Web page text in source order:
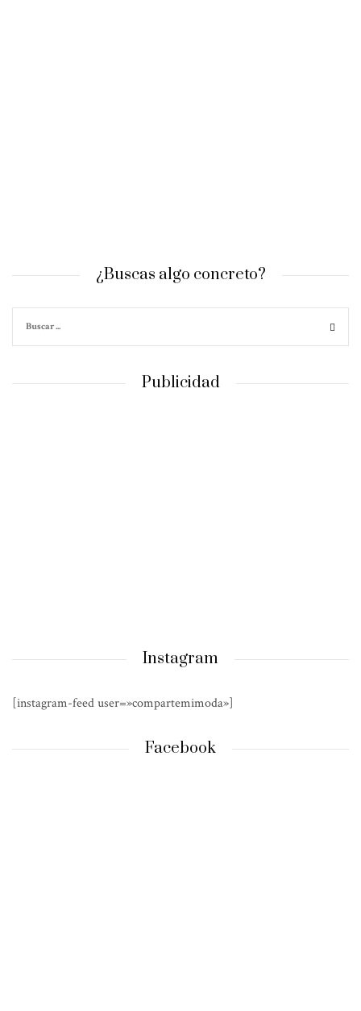
¿Buscas algo concreto?
Publicidad
Instagram
[instagram-feed user=»compartemimoda»]
Facebook